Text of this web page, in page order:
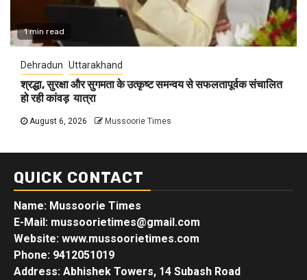
1 min read
Dehradun Uttarakhand
श्रद्धा, सुरक्षा और सुगमता के उत्कृष्ट समन्वय से सफलतापूर्वक संचालित
हो रही कांवड़ यात्रा
August 6, 2026 Mussoorie Times
QUICK CONTACT
Name: Mussoorie Times
E-Mail: mussoorietimes@gmail.com
Website: www.mussoorietimes.com
Phone: 9412051019
Address: Abhishek Towers, 14 Subash Road